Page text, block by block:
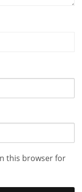
this browser for